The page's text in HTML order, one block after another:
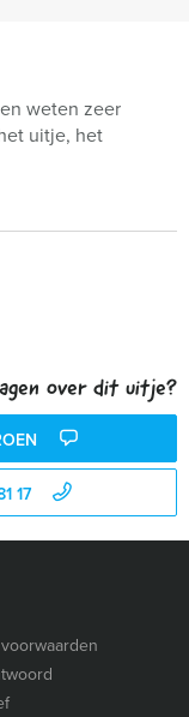
weten zeer
uitje, het
over dit uitje?
17